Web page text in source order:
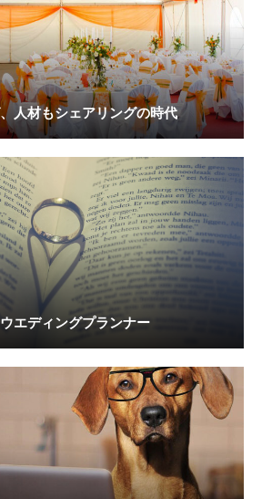
人材もシェアリングの時代
エディングプランナー